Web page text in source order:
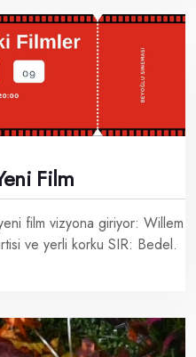
Film
film vizyona giriyor: Willem
ve yerli korku SIR: Bedel.